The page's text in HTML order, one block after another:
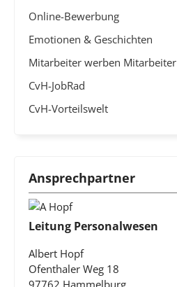
Online-Bewerbung
Emotionen & Geschichten
Mitarbeiter werben Mitarbeiter
CvH-JobRad
CvH-Vorteilswelt
Ansprechpartner
Leitung Personalwesen
Albert Hopf
Ofenthaler Weg 18
97762 Hammelburg